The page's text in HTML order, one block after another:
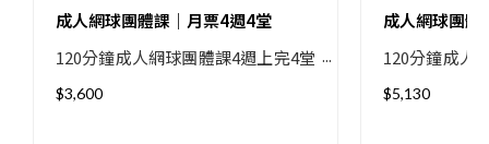
成人網球團體課｜月票4週4堂
120分鐘成人網球團體課4週上完4堂
｜4 sessions of 120-minute adult
group tennis classes in 4 weeks.
$3,600
成人網球團體
120分鐘成人
｜6
group tennis
$5,130